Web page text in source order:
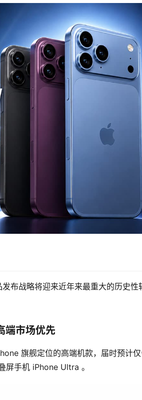
布战略将迎来近年来最重大的历史性
端市场优先
旗舰定位的高端机款，届时预计
屏手机 iPhone Ultra 。